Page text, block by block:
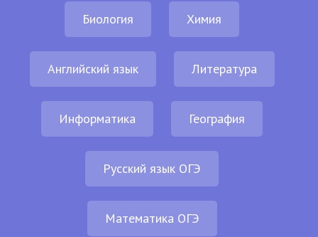
Биология Химия
Английский язык Литература
Информатика География
Русский язык ОГЭ
Математика ОГЭ